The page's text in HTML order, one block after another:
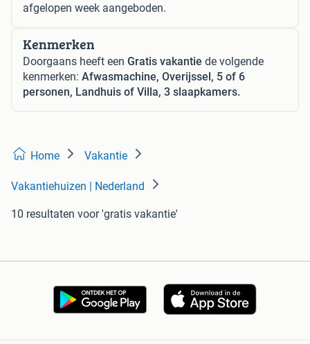
afgelopen week aangeboden.
Kenmerken
Doorgaans heeft een Gratis vakantie de volgende
kenmerken: Afwasmachine, Overijssel, 5 of 6
personen, Landhuis of Villa, 3 slaapkamers.
Home Vakantie
Vakantiehuizen | Nederland
10 resultaten voor 'gratis vakantie'